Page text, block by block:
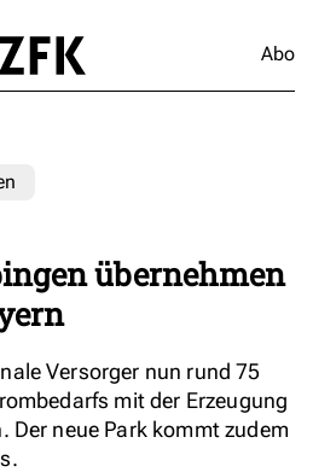
Abo
übernehmen
Versorger nun rund 75
mit der Erzeugung
Der neue Park kommt zudem